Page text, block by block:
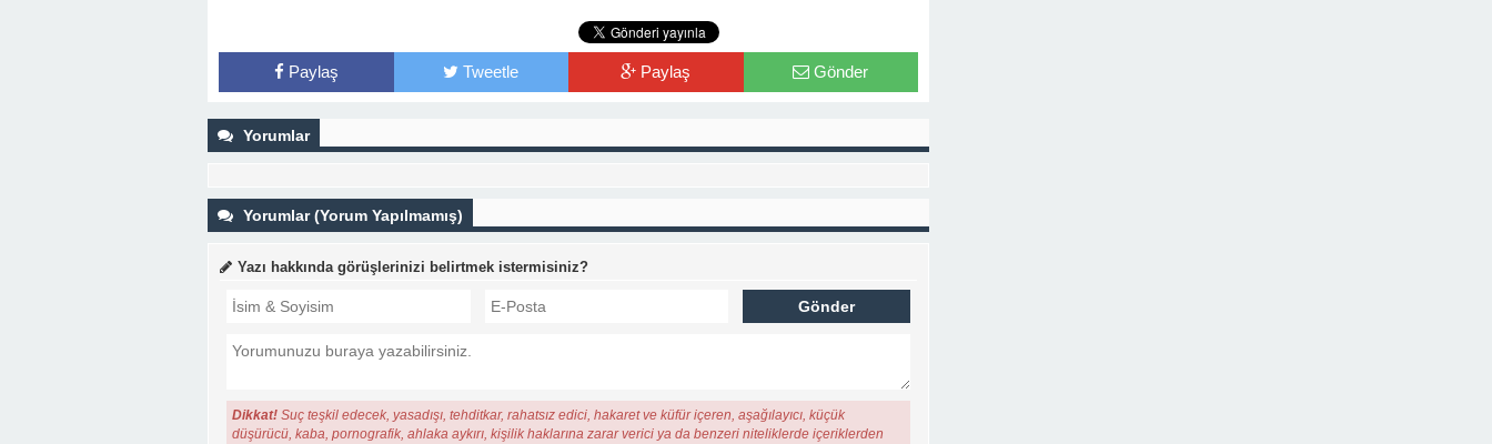
Paylaş Tweetle Paylaş Gönder
Yorumlar
Yorumlar (Yorum Yapılmamış)
Yazı hakkında görüşlerinizi belirtmek istermisiniz?
Dikkat! Suç teşkil edecek, yasadışı, tehditkar, rahatsız edici, hakaret ve küfür içeren, aşağılayıcı, küçük
düşürücü, kaba, pornografik, ahlaka aykırı, kişilik haklarına zarar verici ya da benzeri niteliklerde içeriklerden